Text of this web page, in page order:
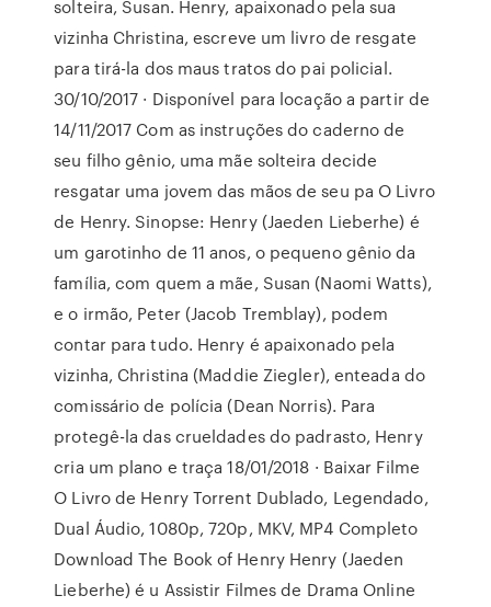
solteira, Susan. Henry, apaixonado pela sua
vizinha Christina, escreve um livro de resgate
para tirá-la dos maus tratos do pai policial.
30/10/2017 · Disponível para locação a partir de
14/11/2017 Com as instruções do caderno de
seu filho gênio, uma mãe solteira decide
resgatar uma jovem das mãos de seu pa O Livro
de Henry. Sinopse: Henry (Jaeden Lieberhe) é
um garotinho de 11 anos, o pequeno gênio da
família, com quem a mãe, Susan (Naomi Watts),
e o irmão, Peter (Jacob Tremblay), podem
contar para tudo. Henry é apaixonado pela
vizinha, Christina (Maddie Ziegler), enteada do
comissário de polícia (Dean Norris). Para
protegê-la das crueldades do padrasto, Henry
cria um plano e traça 18/01/2018 · Baixar Filme
O Livro de Henry Torrent Dublado, Legendado,
Dual Áudio, 1080p, 720p, MKV, MP4 Completo
Download The Book of Henry Henry (Jaeden
Lieberhe) é u Assistir Filmes de Drama Online